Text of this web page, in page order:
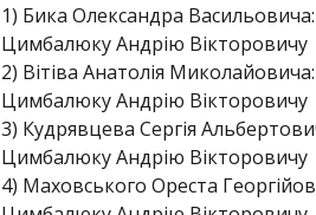
1) Бика Олександра Васильовича:
Цимбалюку Андрію Вікторовичу
2) Вітіва Анатолія Миколайовича:
Цимбалюку Андрію Вікторовичу
3) Кудрявцева Сергія
Цимбалюку Андрію Вікторовичу
4) Маховського Ореста